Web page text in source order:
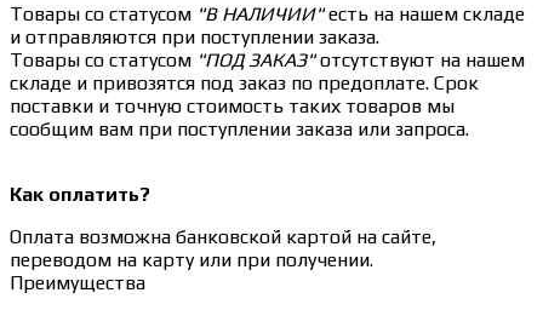
Товары со статусом "В НАЛИЧИИ"есть на нашем складе
и отправляются при поступлении заказа.
Товары со статусом "ПОД ЗАКАЗ"отсутствуют на нашем
складе и привозятся под заказ по предоплате. Срок
поставки и точную стоимость таких товаров мы
сообщим вам при поступлении заказа или запроса.
Как оплатить?
Оплата возможна банковской картой на сайте,
переводом на карту или при получении.
Преимущества